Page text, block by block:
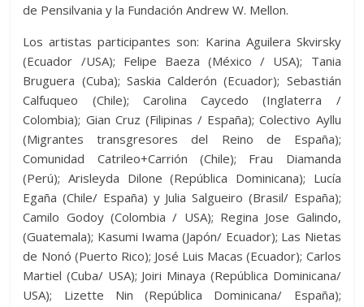
de Pensilvania y la Fundación Andrew W. Mellon.
Los artistas participantes son: Karina Aguilera Skvirsky
(Ecuador /USA); Felipe Baeza (México / USA); Tania
Bruguera (Cuba); Saskia Calderón (Ecuador); Sebastián
Calfuqueo (Chile); Carolina Caycedo (Inglaterra /
Colombia); Gian Cruz (Filipinas / España); Colectivo Ayllu
(Migrantes transgresores del Reino de España);
Comunidad Catrileo+Carrión (Chile); Frau Diamanda
(Perú); Arisleyda Dilone (República Dominicana); Lucía
Egaña (Chile/ España) y Julia Salgueiro (Brasil/ España);
Camilo Godoy (Colombia / USA); Regina Jose Galindo,
(Guatemala); Kasumi Iwama (Japón/ Ecuador); Las Nietas
de Nonó (Puerto Rico); José Luis Macas (Ecuador); Carlos
Martiel (Cuba/ USA); Joiri Minaya (República Dominicana/
USA); Lizette Nin (República Dominicana/ España);